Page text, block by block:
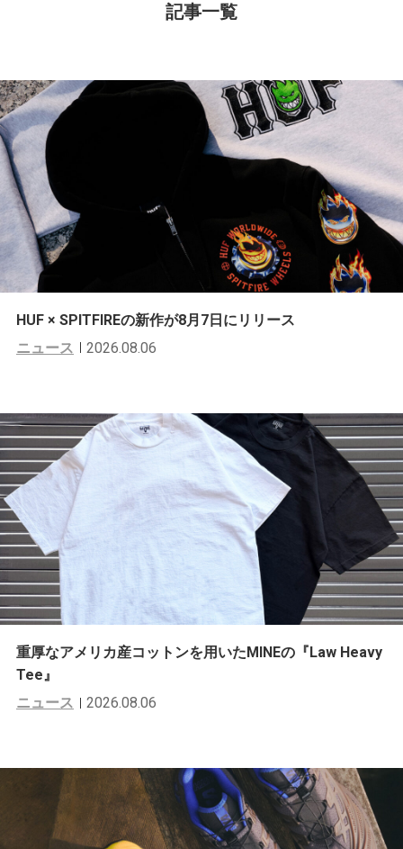
記事一覧
HUF × SPITFIREの新作が8月7日にリリース
ニュース
2026.08.06
重厚なアメリカ産コットンを用いたMINEの『Law Heavy
Tee』
ニュース
2026.08.06